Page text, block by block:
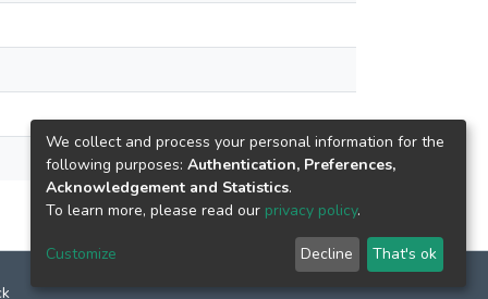
We collect and process your personal information for the
following purposes: Authentication, Preferences,
Acknowledgement and Statistics.
To learn more, please read our privacy policy.
Customize Decline That's ok